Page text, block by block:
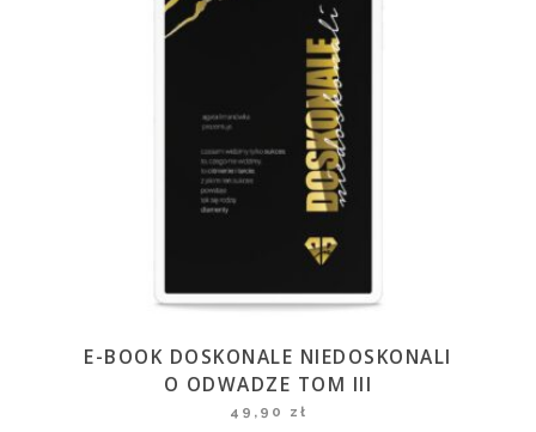
E-BOOK DOSKONALE NIEDOSKONALI
O ODWADZE TOM III
49,90 zł